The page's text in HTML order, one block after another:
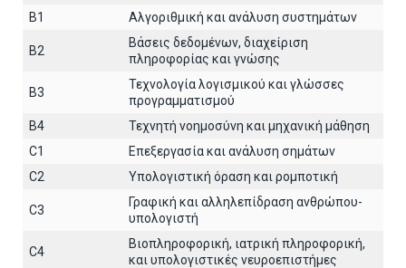
B1
Αλγοριθμική και ανάλυση συστημάτων
B2
Βάσεις δεδομένων, διαχείριση
πληροφορίας και γνώσης
B3
Τεχνολογία λογισμικού και γλώσσες
προγραμματισμού
B4
Τεχνητή νοημοσύνη και μηχανική μάθηση
C1
Επεξεργασία και ανάλυση σημάτων
C2
Υπολογιστική όραση και ρομποτική
C3
Γραφική και αλληλεπίδραση ανθρώπου-
υπολογιστή
C4
Βιοπληροφορική, ιατρική πληροφορική,
και υπολογιστικές νευροεπιστήμες